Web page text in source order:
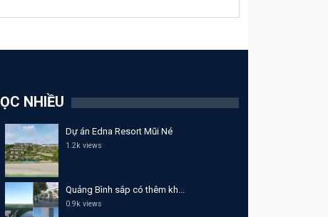
NHIỀU
Dự án Edna Resort Mũi Né
1.2k views
Quảng Bình sắp có thêm kh...
0.9k views